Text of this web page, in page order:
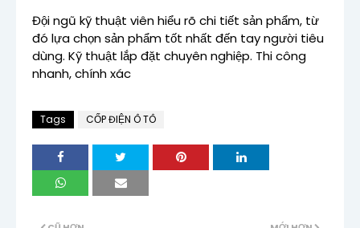
Đội ngũ kỹ thuật viên hiểu rõ chi tiết sản phẩm, từ
đó lựa chọn sản phẩm tốt nhất đến tay người tiêu
dùng. Kỹ thuật lắp đặt chuyên nghiệp. Thi công
nhanh, chính xác
Tags CỐP ĐIỆN Ô TÔ